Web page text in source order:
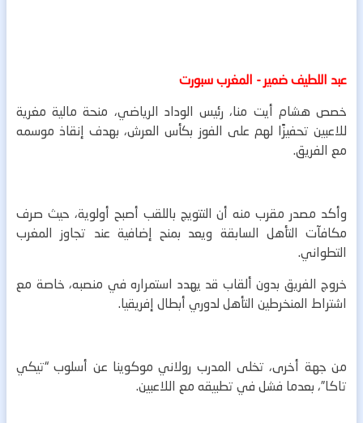
عبد اللطيف ضمير - المغرب سبورت
خصص هشام أيت منا، رئيس الوداد الرياضي، منحة مالية مغرية
للاعبين تحفيزًا لهم على الفوز بكأس العرش، بهدف إنقاذ موسمه
مع الفريق.
وأكد مصدر مقرب منه أن التتويج باللقب أصبح أولوية، حيث صرف
مكافآت التأهل السابقة ويعد بمنح إضافية عند تجاوز المغرب
التطواني.
خروج الفريق بدون ألقاب قد يهدد استمراره في منصبه، خاصة مع
اشتراط المنخرطين التأهل لدوري أبطال إفريقيا.
من جهة أخرى، تخلى المدرب رولاني موكوينا عن أسلوب “تيكي
تاكا”، بعدما فشل في تطبيقه مع اللاعبين.